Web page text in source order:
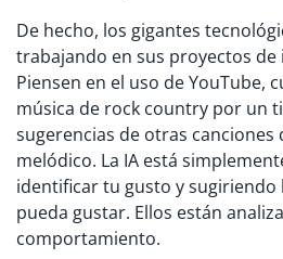
De hecho, los gigantes
trabajando en sus proyectos
Piensen en el uso de YouTube,
música de rock country por un
sugerencias de otras
melódico. La IA está
identificar tu gusto y
pueda gustar. Ellos están
comportamiento.